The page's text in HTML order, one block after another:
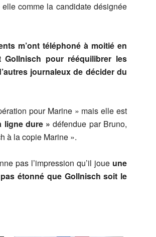
comme la candidate désignée
m’ont téléphoné à moitié en
Gollnisch pour rééquilibrer les
journaleux de décider du
pour Marine » mais elle est
dure » défendue par Bruno,
à la copie Marine ».
pas l’impression qu’il joue une
étonné que Gollnisch soit le